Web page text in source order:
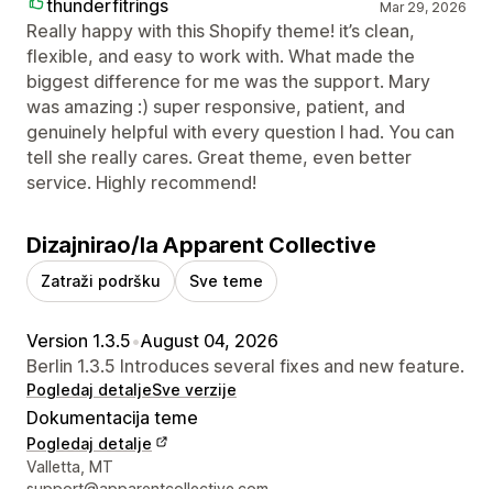
thunderfitrings
Mar 29, 2026
Really happy with this Shopify theme! it’s clean,
flexible, and easy to work with. What made the
biggest difference for me was the support. Mary
was amazing :) super responsive, patient, and
genuinely helpful with every question I had. You can
tell she really cares. Great theme, even better
service. Highly recommend!
Dizajnirao/la Apparent Collective
Zatraži podršku Sve teme
Version 1.3.5•August 04, 2026
Berlin 1.3.5 Introduces several fixes and new feature.
Pogledaj detaljeSve verzije
Dokumentacija teme
Pogledaj detalje
Podaci za kontakt dizajnera
Valletta, MT